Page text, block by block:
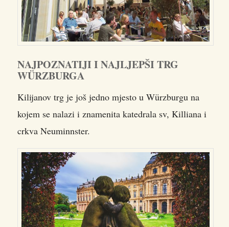
NAJPOZNATIJI I NAJLJEPŠI TRG
WÜRZBURGA
Kilijanov trg je još jedno mjesto u Würzburgu na
kojem se nalazi i znamenita katedrala sv, Killiana i
crkva Neuminnster.